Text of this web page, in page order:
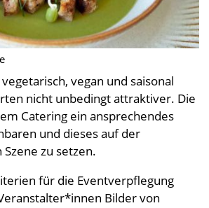
vegan und saisonal
nicht unbedingt attraktiver. Die
Catering ein ansprechendes
und dieses auf der
zu setzen.
für die Eventverpflegung
Bilder von